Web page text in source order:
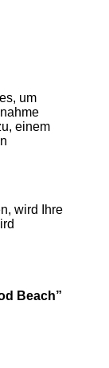
um
einem
wird Ihre
Beach”